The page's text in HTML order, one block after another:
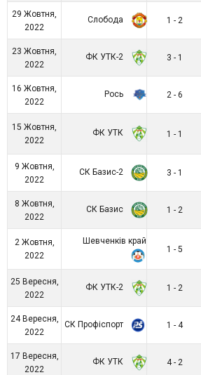
29 Жовтня,
2022
Слобода 1 - 2
23 Жовтня,
2022
ФК УТК-2 3 - 1
16 Жовтня,
2022
Рось 2 - 6
15 Жовтня,
2022
ФК УТК 1 - 1
9 Жовтня,
2022
СК Базис-2 3 - 1
8 Жовтня,
2022
СК Базис 1 - 2
2 Жовтня,
2022
Шевченків край
1 - 5
25 Вересня,
2022
ФК УТК-2 1 - 2
24 Вересня,
2022
СК Профіспорт 1 - 4
17 Вересня,
2022
ФК УТК 4 - 2